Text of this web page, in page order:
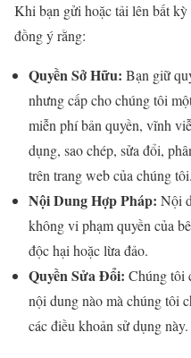
Khi bạn gửi hoặc tải lên bất
đồng ý rằng:
Quyền Sở Hữu: Bạn giữ
nhưng cấp cho chúng tôi
miễn phí bản quyền, vĩnh
dụng, sao chép, sửa đổi,
trên trang web của chúng tôi.
Nội Dung Hợp Pháp: Nội
không vi phạm quyền của
độc hại hoặc lừa đảo.
Quyền Sửa Đổi: Chúng tôi
nội dung nào mà chúng tôi
các điều khoản sử dụng này.